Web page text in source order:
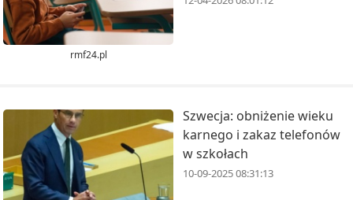
rmf24.pl
Szwecja: obniżenie wieku
karnego i zakaz telefonów
w szkołach
10-09-2025 08:31:13